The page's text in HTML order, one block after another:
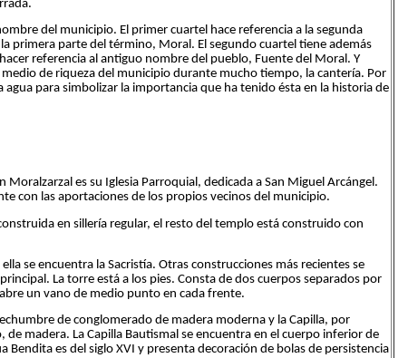
del municipio. El primer cuartel hace referencia a la segunda
primera parte del término, Moral. El segundo cuartel tiene además
referencia al antiguo nombre del pueblo, Fuente del Moral. Y
de riqueza del municipio durante mucho tiempo, la cantería. Por
para simbolizar la importancia que ha tenido ésta en la historia de
es su Iglesia Parroquial, dedicada a San Miguel Arcángel.
con las aportaciones de los propios vecinos del municipio.
en sillería regular, el resto del templo está construido con
se encuentra la Sacristía. Otras construcciones más recientes se
La torre está a los pies. Consta de dos cuerpos separados por
un vano de medio punto en cada frente.
de conglomerado de madera moderna y la Capilla, por
madera. La Capilla Bautismal se encuentra en el cuerpo inferior de
Bendita es del siglo XVI y presenta decoración de bolas de persistencia